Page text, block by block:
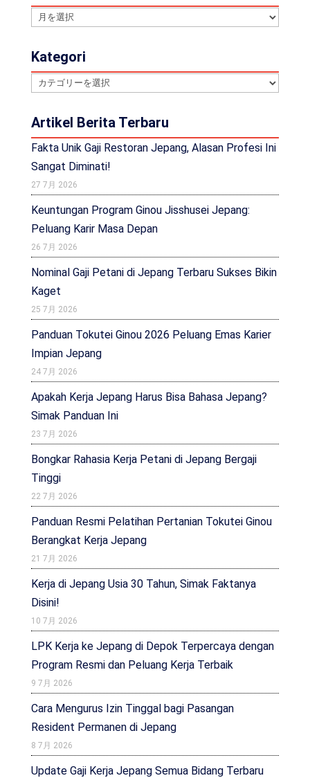
Indeks
Kategori
Kategori
Artikel Berita Terbaru
Fakta Unik Gaji Restoran Jepang, Alasan Profesi Ini
Sangat Diminati!
27 7月 2026
Keuntungan Program Ginou Jisshusei Jepang:
Peluang Karir Masa Depan
26 7月 2026
Nominal Gaji Petani di Jepang Terbaru Sukses Bikin
Kaget
25 7月 2026
Panduan Tokutei Ginou 2026 Peluang Emas Karier
Impian Jepang
24 7月 2026
Apakah Kerja Jepang Harus Bisa Bahasa Jepang?
Simak Panduan Ini
23 7月 2026
Bongkar Rahasia Kerja Petani di Jepang Bergaji
Tinggi
22 7月 2026
Panduan Resmi Pelatihan Pertanian Tokutei Ginou
Berangkat Kerja Jepang
21 7月 2026
Kerja di Jepang Usia 30 Tahun, Simak Faktanya
Disini!
10 7月 2026
LPK Kerja ke Jepang di Depok Terpercaya dengan
Program Resmi dan Peluang Kerja Terbaik
9 7月 2026
Cara Mengurus Izin Tinggal bagi Pasangan
Resident Permanen di Jepang
8 7月 2026
Update Gaji Kerja Jepang Semua Bidang Terbaru